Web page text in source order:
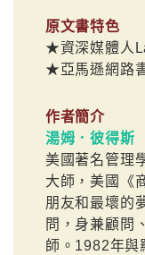
原文書特色
★資深媒體人
★亞馬遜網路
作者簡介
湯姆．彼得斯
美國著名管理
大師，美國《
朋友和最壞的
問，身兼顧問
師。1982年與